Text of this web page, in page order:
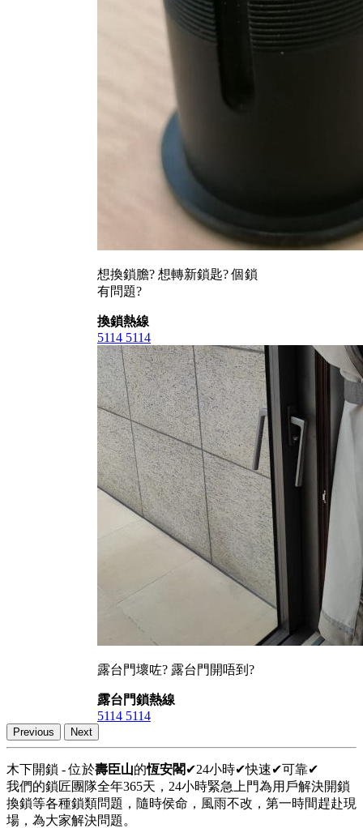
想換鎖膽? 想轉新鎖匙? 個鎖
有問題?
換鎖熱線
5114 5114
露台門壞咗? 露台門開唔到?
露台門鎖熱線
5114 5114
Previous Next
木下開鎖 - 位於壽臣山的恆安閣 ✔24小時✔快速✔可靠✔
我們的鎖匠團隊全年365天，24小時緊急上門為用戶解決開鎖
換鎖等各種鎖類問題，隨時侯命，風雨不改，第一時間趕赴現
場，為大家解決問題。